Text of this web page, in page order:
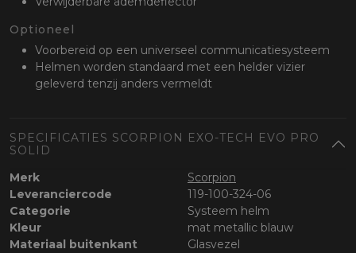
Optioneel
Voorbereid op een universeel communicatiesysteem
Helmen worden standaard met een helder vizier
geleverd tenzij anders vermeldt
SPECIFICATIES SCORPION EXO-TECH EVO PRO
SOLID
Merk
Scorpion
Leveranciercode
119-100-324-06
Categorie
Systeem helm
Kleur
mat metallic blauw
Materiaal buitenkant
Glasvezel